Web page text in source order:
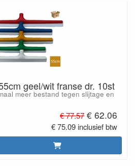
geel/wit franse dr. 10st
meer bestand tegen slijtage en
€ 77.57 € 62.06
€ 75.09 inclusief btw